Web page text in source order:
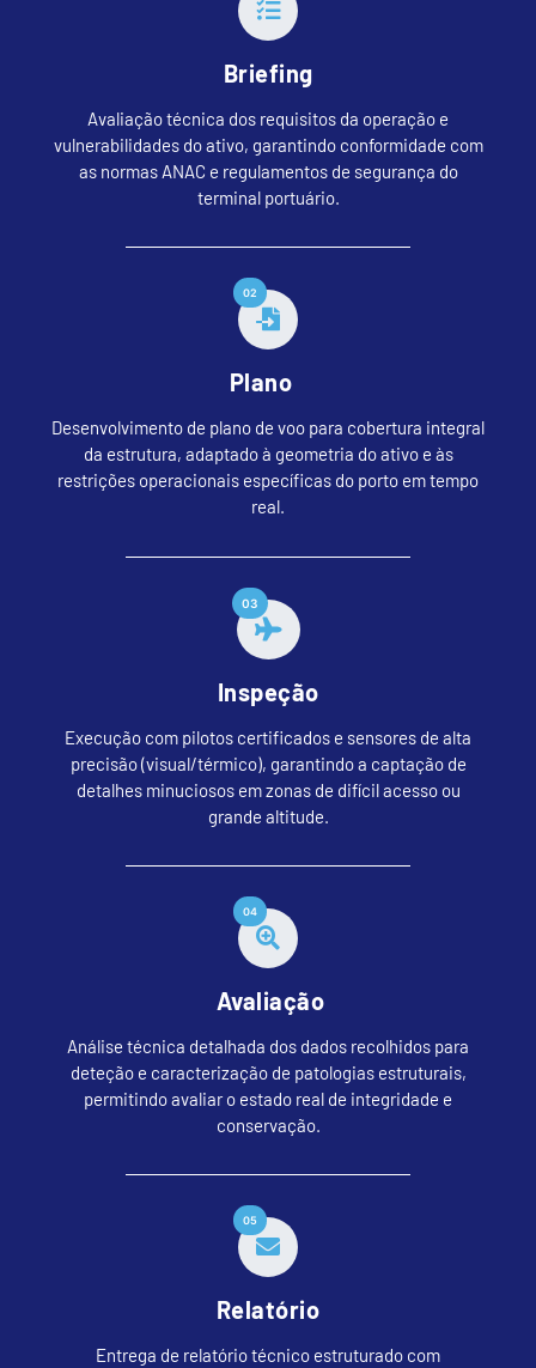
Briefing
Avaliação técnica dos requisitos da operação e
vulnerabilidades do ativo, garantindo conformidade com
as normas ANAC e regulamentos de segurança do
terminal portuário.
02
Plano
Desenvolvimento de plano de voo para cobertura integral
da estrutura, adaptado à geometria do ativo e às
restrições operacionais específicas do porto em tempo
real.
03
Inspeção
Execução com pilotos certificados e sensores de alta
precisão (visual/térmico), garantindo a captação de
detalhes minuciosos em zonas de difícil acesso ou
grande altitude.
04
Avaliação
Análise técnica detalhada dos dados recolhidos para
deteção e caracterização de patologias estruturais,
permitindo avaliar o estado real de integridade e
conservação.
05
Relatório
Entrega de relatório técnico estruturado com